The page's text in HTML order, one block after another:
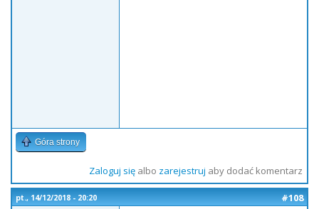
Góra strony
Zaloguj sięalbo zarejestruj aby dodać komentarz
pt., 14/12/2018 - 20:20
#108